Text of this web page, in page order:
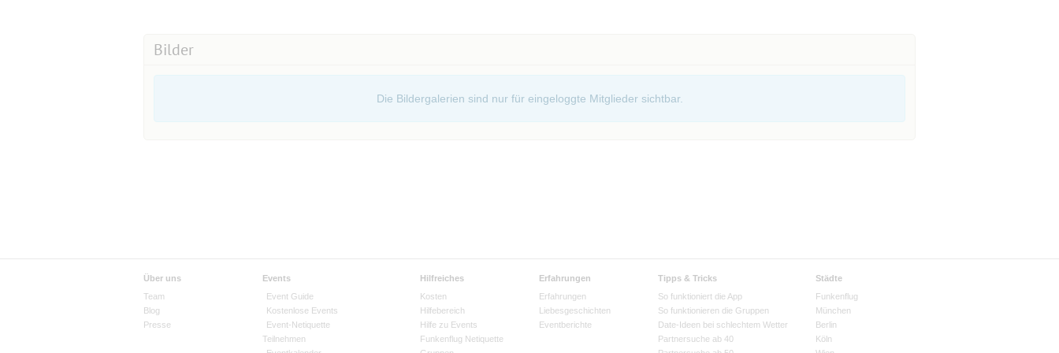
Bilder
Die Bildergalerien sind nur für eingeloggte Mitglieder sichtbar.
Über uns
Team
Blog
Presse
Events
Event Guide
Kostenlose Events
Event-Netiquette
Teilnehmen
Hilfreiches
Kosten
Hilfebereich
Hilfe zu Events
Funkenflug Netiquette
Erfahrungen
Erfahrungen
Liebesgeschichten
Eventberichte
Tipps & Tricks
So funktioniert die App
So funktionieren die Gruppen
Date-Ideen bei schlechtem Wetter
Partnersuche ab 40
Städte
Funkenflug
München
Berlin
Köln